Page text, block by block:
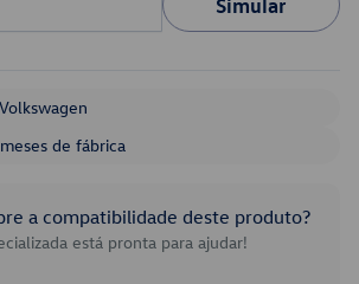
de fábrica
a compatibilidade deste produto?
está pronta para ajudar!